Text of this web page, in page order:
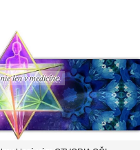
len v medicíne.